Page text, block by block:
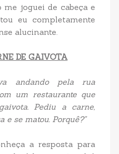
joguei de cabeça e
eu completamente
alucinante.
DE GAIVOTA
andando pela rua
um restaurante que
Pediu a carne,
e se matou. Porquê?"
a resposta para